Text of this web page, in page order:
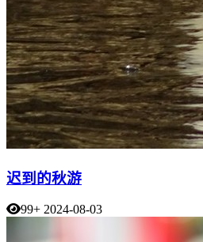
迟到的秋游
99+ 2024-08-03